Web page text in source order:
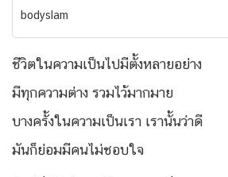
bodyslam
ชีวิตในความเป็นไปมีตั้งหลายอย่าง
มีทุกความต่าง รวมไว้มากมาย
บางครั้งในความเป็นเรา เรานั้นว่าดี
มันก็ย่อมมีคนไม่ชอบใจ